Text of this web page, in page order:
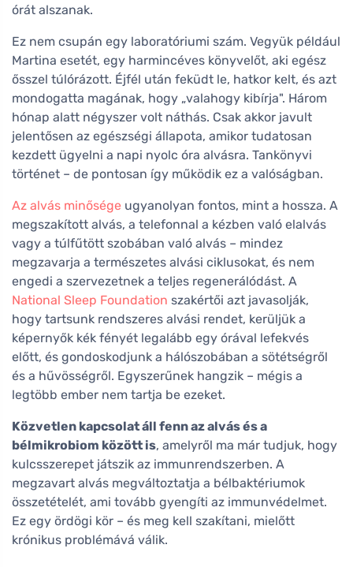
órát alszanak.
Ez nem csupán egy laboratóriumi szám. Vegyük például
Martina esetét, egy harmincéves könyvelőt, aki egész
ősszel túlórázott. Éjfél után feküdt le, hatkor kelt, és azt
mondogatta magának, hogy „valahogy kibírja". Három
hónap alatt négyszer volt náthás. Csak akkor javult
jelentősen az egészségi állapota, amikor tudatosan
kezdett ügyelni a napi nyolc óra alvásra. Tankönyvi
történet – de pontosan így működik ez a valóságban.
Az alvás minősége ugyanolyan fontos, mint a hossza. A
megszakított alvás, a telefonnal a kézben való elalvás
vagy a túlfűtött szobában való alvás – mindez
megzavarja a természetes alvási ciklusokat, és nem
engedi a szervezetnek a teljes regenerálódást. A
National Sleep Foundation szakértői azt javasolják,
hogy tartsunk rendszeres alvási rendet, kerüljük a
képernyők kék fényét legalább egy órával lefekvés
előtt, és gondoskodjunk a hálószobában a sötétségről
és a hűvösségről. Egyszerűnek hangzik – mégis a
legtöbb ember nem tartja be ezeket.
Közvetlen kapcsolat áll fenn az alvás és a
bélmikrobiom között is, amelyről ma már tudjuk, hogy
kulcsszerepet játszik az immunrendszerben. A
megzavart alvás megváltoztatja a bélbaktériumok
összetételét, ami tovább gyengíti az immunvédelmet.
Ez egy ördögi kör – és meg kell szakítani, mielőtt
krónikus problémává válik.